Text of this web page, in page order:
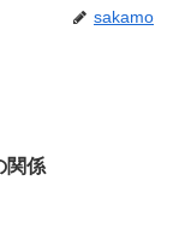
sakamo
関係